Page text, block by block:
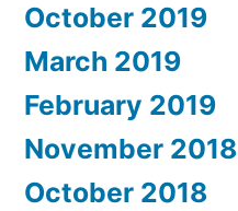
October 2019
March 2019
February 2019
November 2018
October 2018